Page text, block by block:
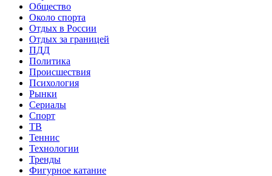
Общество
Около спорта
Отдых в России
Отдых за границей
ПДД
Политика
Происшествия
Психология
Рынки
Сериалы
Спорт
ТВ
Теннис
Технологии
Тренды
Фигурное катание